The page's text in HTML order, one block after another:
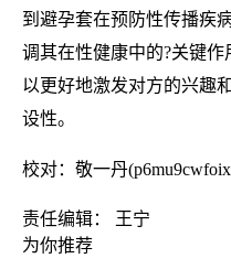
到避孕套在预防性传播疾
调其在性健康中的?关键
以更好地激发对方的兴趣
设性。
校对：敬一丹
责任编辑： 王宁
为你推荐